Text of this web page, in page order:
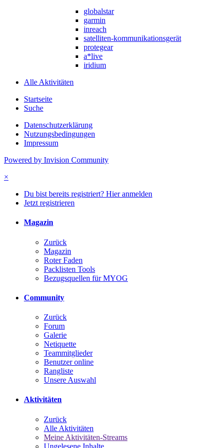
globalstar
garmin
inreach
satelliten-kommunikationsgerät
protegear
a*live
iridium
Alle Aktivitäten
Startseite
Suche
Datenschutzerklärung
Nutzungsbedingungen
Impressum
Powered by Invision Community
×
Du bist bereits registriert? Hier anmelden
Jetzt registrieren
Magazin
Zurück
Magazin
Roter Faden
Packlisten Tools
Bezugsquellen für MYOG
Community
Zurück
Forum
Galerie
Netiquette
Teammitglieder
Benutzer online
Rangliste
Unsere Auswahl
Aktivitäten
Zurück
Alle Aktivitäten
Meine Aktivitäten-Streams
Ungelesene Inhalte